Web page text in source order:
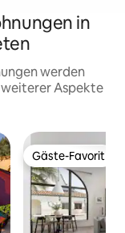
in
werden
Aspekte
Gäste-Favorit
Gäste-Favorit